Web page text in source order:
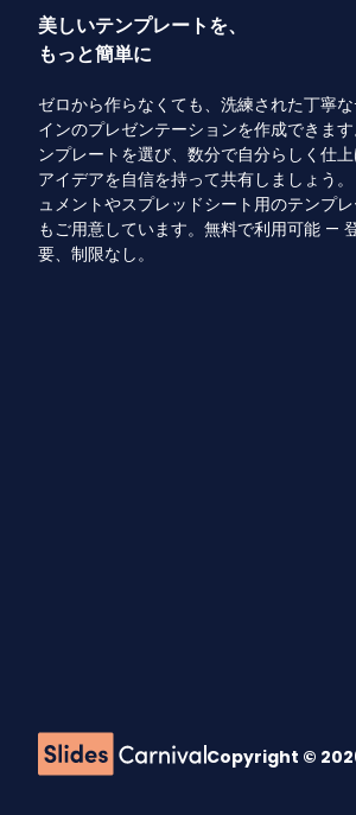
美しいテンプレートを、
もっと簡単に
ゼロから作らなくても、洗練された丁寧
インのプレゼンテーションを作成できま
ンプレートを選び、数分で自分らしく仕上
アイデアを自信を持って共有しましょう
ュメントやスプレッドシート用のテンプレ
もご用意しています。無料で利用可能 —
要、制限なし。
Copyright ©